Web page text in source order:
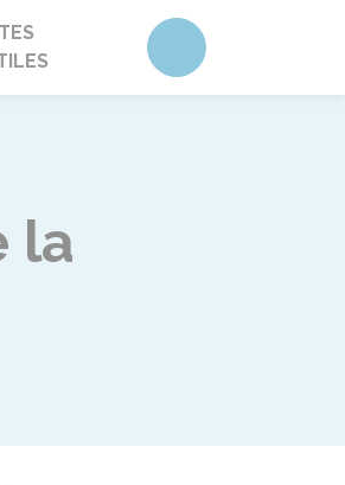
Accéder au
la